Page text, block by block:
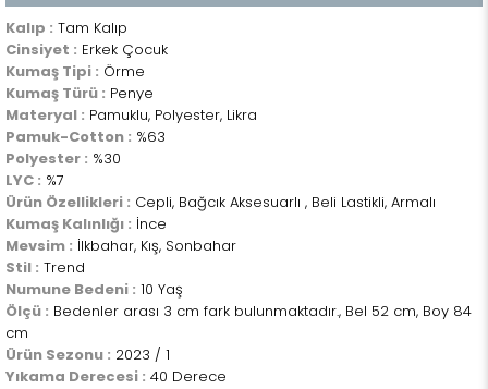
Kalıp : Tam Kalıp
Cinsiyet : Erkek Çocuk
Kumaş Tipi : Örme
Kumaş Türü : Penye
Materyal : Pamuklu, Polyester, Likra
Pamuk-Cotton : %63
Polyester : %30
LYC : %7
Ürün Özellikleri : Cepli, Bağcık Aksesuarlı , Beli Lastikli, Armalı
Kumaş Kalınlığı : İnce
Mevsim : İlkbahar, Kış, Sonbahar
Stil : Trend
Numune Bedeni : 10 Yaş
Ölçü : Bedenler arası 3 cm fark bulunmaktadır., Bel 52 cm, Boy 84
cm
Ürün Sezonu : 2023 / 1
Yıkama Derecesi : 40 Derece